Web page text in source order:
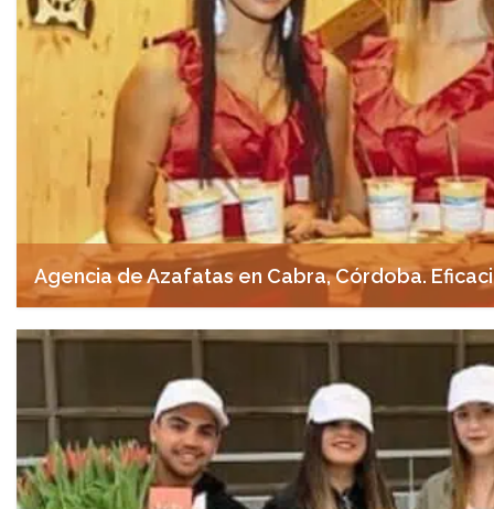
Agencia de Azafatas en Cabra, Córdoba.
abril 28, 2025